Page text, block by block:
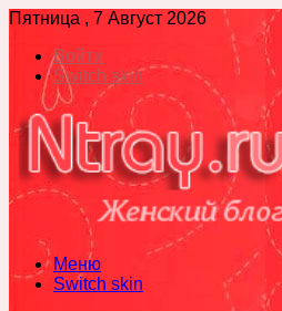
Пятница , 7 Август 2026
Войти
Switch skin
Меню
Switch skin